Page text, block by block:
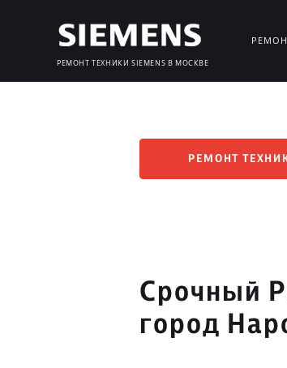
РЕМОНТ ТЕХНИКИ SIEMENS В МОСКВЕ
РЕМОНТ
Срочный
город